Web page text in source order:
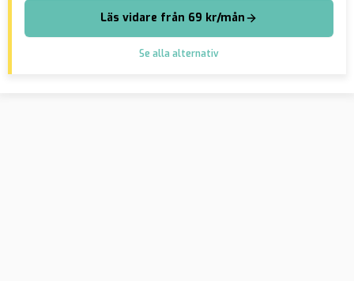
Läs vidare från 69 kr/mån
Se alla alternativ